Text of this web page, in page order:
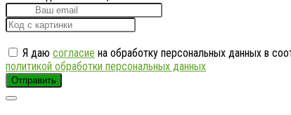
Я даю согласие на обработку персональных данных в
политикой обработки персональных данных
Отправить